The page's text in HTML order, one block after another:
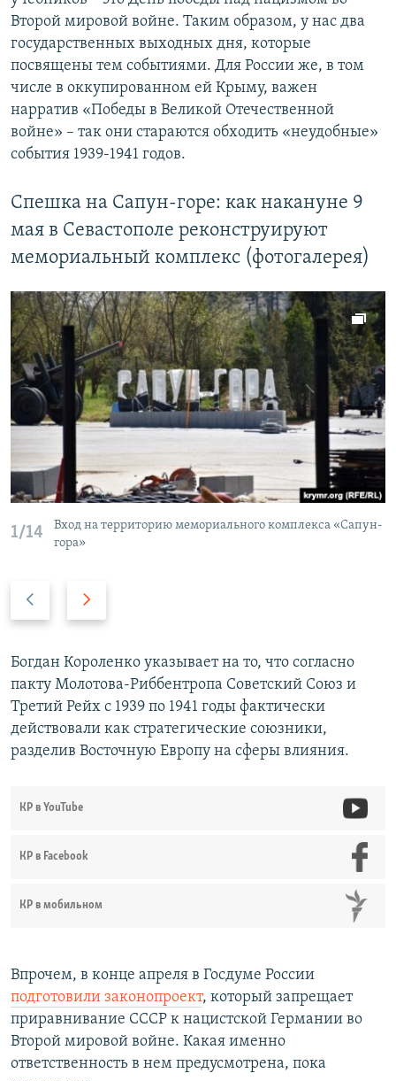
Второй мировой войне. Таким образом, у нас два
государственных выходных дня, которые
посвящены тем событиями. Для России же, в том
числе в оккупированном ей Крыму, важен
нарратив «Победы в Великой Отечественной
войне» – так они стараются обходить «неудобные»
события 1939-1941 годов.
Спешка на Сапун-горе: как накануне 9
мая в Севастополе реконструируют
мемориальный комплекс (фотогалерея)
1/14
Вход на территорию мемориального комплекса «Сапун-
гора»
д
ы
д
у
щ
д
у
ю
щ
и
л
й
Богдан Короленко указывает на то, что согласно
пакту Молотова-Риббентропа Советский Союз и
Третий Рейх с 1939 по 1941 годы фактически
действовали как стратегические союзники,
разделив Восточную Европу на сферы влияния.
КР в YouTube
КР в Facebook
КР в мобильном
Впрочем, в конце апреля в Госдуме России
подготовили законопроект, который запрещает
приравнивание СССР к нацистской Германии во
Второй мировой войне. Какая именно
ответственность в нем предусмотрена, пока